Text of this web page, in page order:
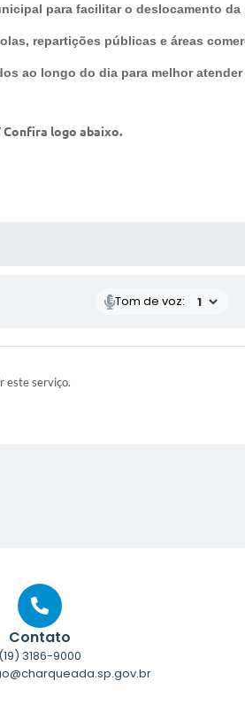
para facilitar o deslocamento
repartições públicas e áreas
ao longo do dia para melhor
Confira logo abaixo.
Tom de voz:
este serviço.
Contato
(19) 3186-9000